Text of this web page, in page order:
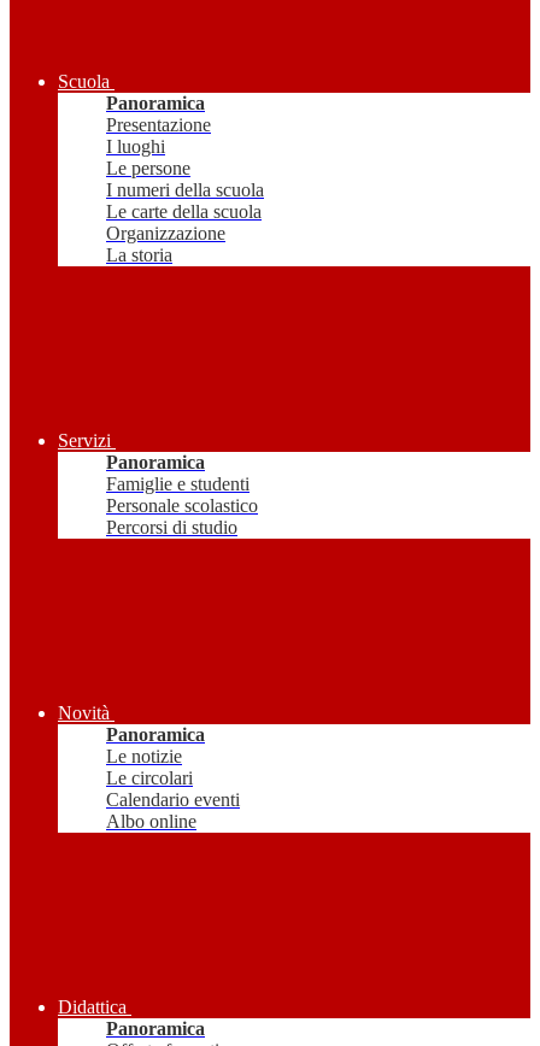
Scuola
Panoramica
Presentazione
I luoghi
Le persone
I numeri della scuola
Le carte della scuola
Organizzazione
La storia
Servizi
Panoramica
Famiglie e studenti
Personale scolastico
Percorsi di studio
Novità
Panoramica
Le notizie
Le circolari
Calendario eventi
Albo online
Didattica
Panoramica